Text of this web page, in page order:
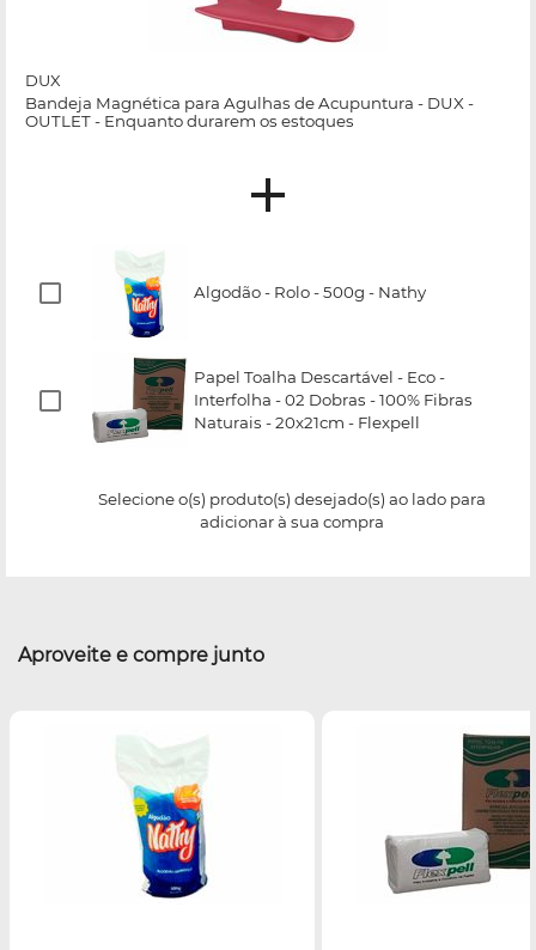
DUX
Bandeja Magnética para Agulhas de Acupuntura - DUX -
OUTLET - Enquanto durarem os estoques
Algodão - Rolo - 500g - Nathy
Papel Toalha Descartável - Eco -
Interfolha - 02 Dobras - 100% Fibras
Naturais - 20x21cm - Flexpell
Selecione o(s) produto(s) desejado(s) ao lado para
adicionar à sua compra
Aproveite e compre junto